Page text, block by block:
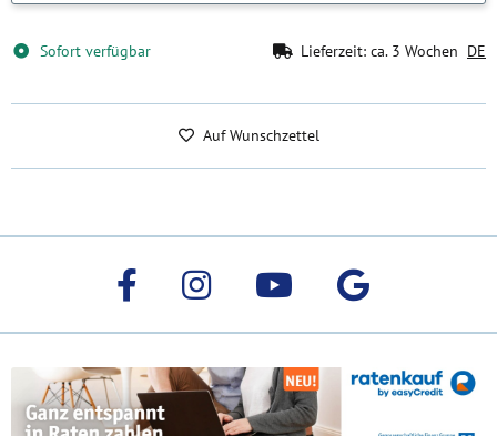
Sofort verfügbar Lieferzeit: ca. 3 Wochen DE
Auf Wunschzettel